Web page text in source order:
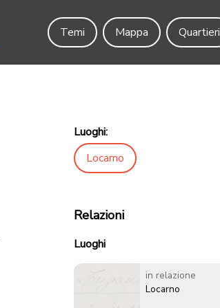
Temi
Mappa Quartieri
Luoghi:
Locarno
Relazioni
Luoghi
in relazione
Locarno